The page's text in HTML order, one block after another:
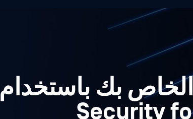
قم بحماية تطبيق Salesforce الخاص بك باستخدام